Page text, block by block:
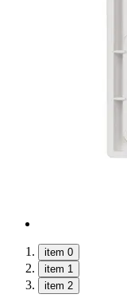
item 0
item 1
item 2